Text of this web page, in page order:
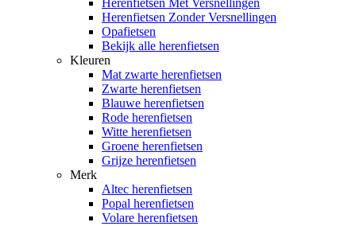
Herenfietsen Met Versnellingen
Herenfietsen Zonder Versnellingen
Opafietsen
Bekijk alle herenfietsen
Kleuren
Mat zwarte herenfietsen
Zwarte herenfietsen
Blauwe herenfietsen
Rode herenfietsen
Witte herenfietsen
Groene herenfietsen
Grijze herenfietsen
Merk
Altec herenfietsen
Popal herenfietsen
Volare herenfietsen